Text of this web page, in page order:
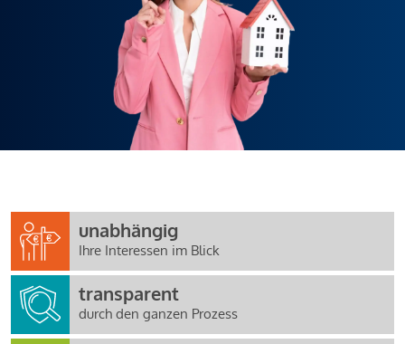
unabhängig
Ihre Interessen im Blick
transparent
durch den ganzen Prozess